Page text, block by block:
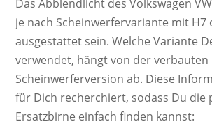
Das Abblendlicht des Volkswagen
je nach Scheinwerfervariante mit H7
ausgestattet sein. Welche Variante
verwendet, hängt von der verbauten
Scheinwerferversion ab. Diese
für Dich recherchiert, sodass Du die
Ersatzbirne einfach finden kannst: